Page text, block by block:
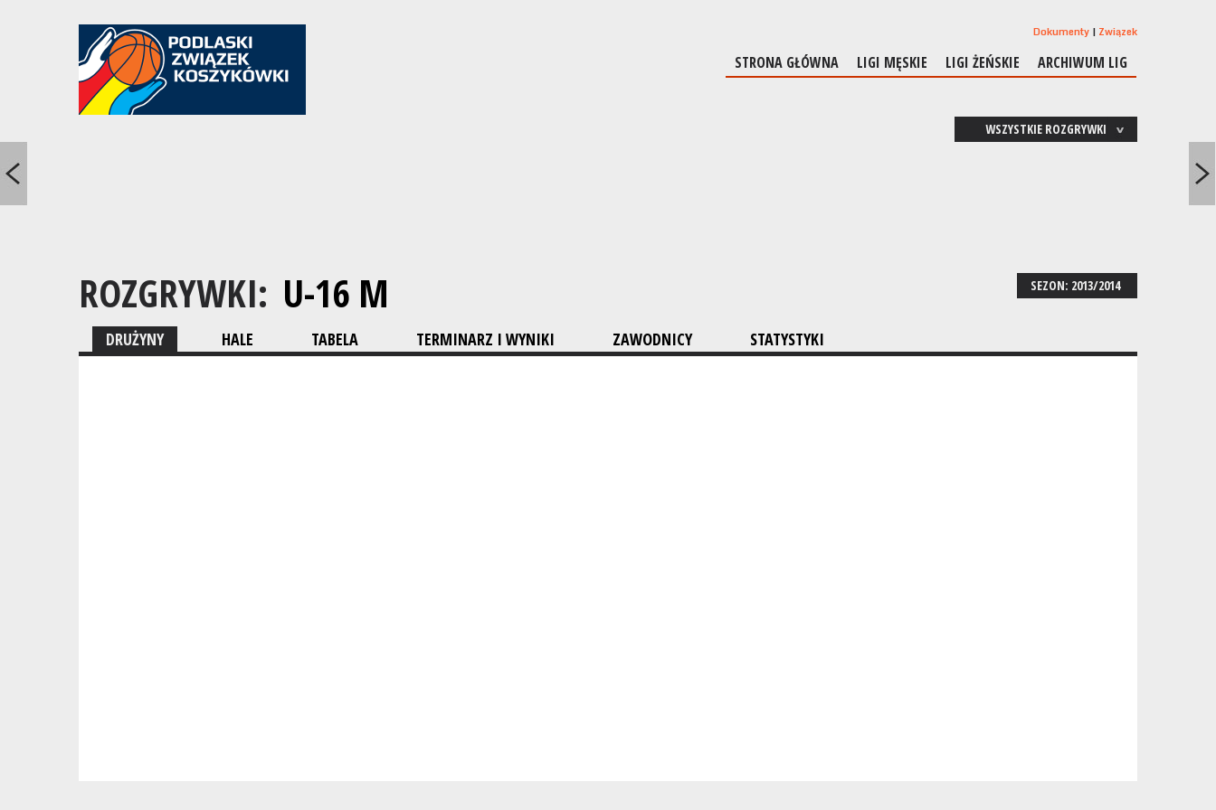
Dokumenty Związek
STRONA GŁÓWNA LIGI MĘSKIE LIGI ŻEŃSKIE ARCHIWUM LIG
WSZYSTKIE ROZGRYWKI
SEZON: 2013/2014
ROZGRYWKI: U-16 M
DRUŻYNY HALE TABELA TERMINARZ I WYNIKI ZAWODNICY STATYSTYKI